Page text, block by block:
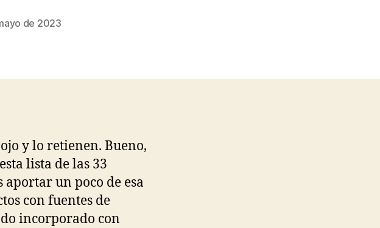
de 2023
y lo retienen. Bueno,
lista de las 33
aportar un poco de esa
con fuentes de
incorporado con